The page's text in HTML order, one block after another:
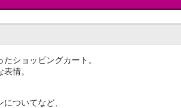
ショッピングカート。
情。
ついてなど、